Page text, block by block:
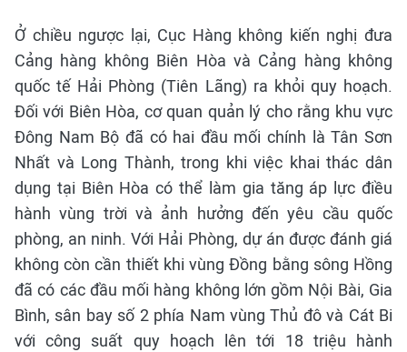
Ở chiều ngược lại, Cục Hàng không kiến nghị đưa
Cảng hàng không Biên Hòa và Cảng hàng không
quốc tế Hải Phòng (Tiên Lãng) ra khỏi quy hoạch.
Đối với Biên Hòa, cơ quan quản lý cho rằng khu vực
Đông Nam Bộ đã có hai đầu mối chính là Tân Sơn
Nhất và Long Thành, trong khi việc khai thác dân
dụng tại Biên Hòa có thể làm gia tăng áp lực điều
hành vùng trời và ảnh hưởng đến yêu cầu quốc
phòng, an ninh. Với Hải Phòng, dự án được đánh giá
không còn cần thiết khi vùng Đồng bằng sông Hồng
đã có các đầu mối hàng không lớn gồm Nội Bài, Gia
Bình, sân bay số 2 phía Nam vùng Thủ đô và Cát Bi
với công suất quy hoạch lên tới 18 triệu hành